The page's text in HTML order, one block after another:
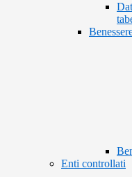
Enti controllati